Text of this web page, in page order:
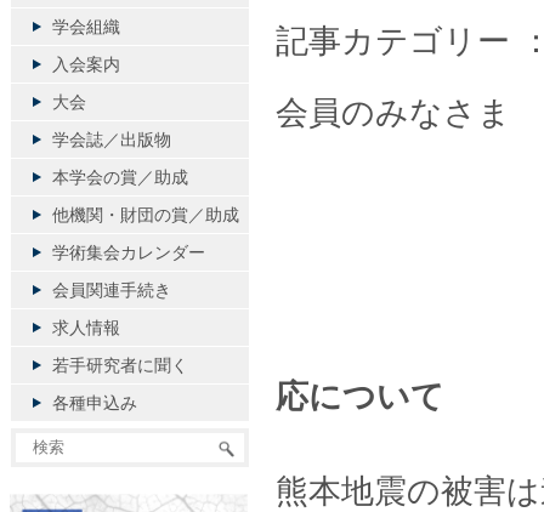
記事カテゴリー
会員のみなさま
応について
熊本地震の被害
学会組織
入会案内
大会
学会誌／出版物
本学会の賞／助成
他機関・財団の賞／助成
学術集会カレンダー
会員関連手続き
求人情報
若手研究者に聞く
各種申込み